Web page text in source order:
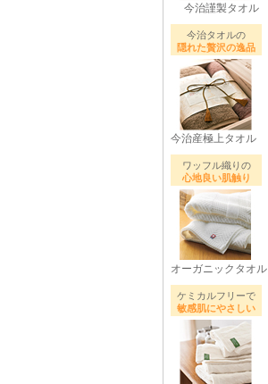
今治謹製タオル
今治タオルの
隠れた贅沢の逸品
今治産極上タオル
ワッフル織りの
心地良い肌触り
オーガニックタオル
ケミカルフリーで
敏感肌にやさしい